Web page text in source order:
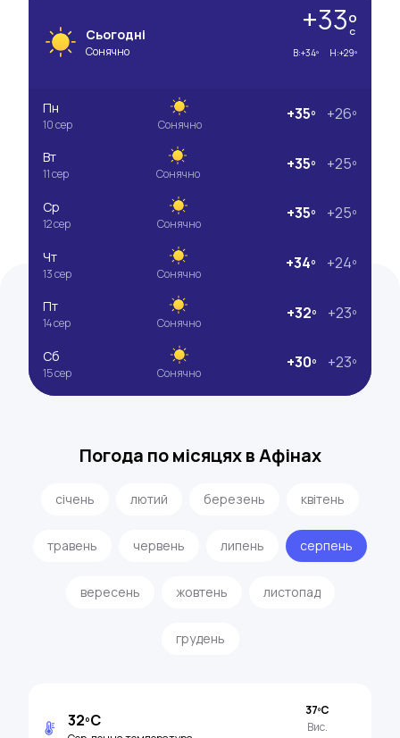
Сьогодні
Сонячно
+33º
C
В:+34º Н:+29º
Пн
10 сер Сонячно
+35º +26º
Вт
11 сер Сонячно
+35º +25º
Ср
12 сер Сонячно
+35º +25º
Чт
13 сер Сонячно
+34º +24º
Пт
14 сер Сонячно
+32º +23º
Cб
15 сер Сонячно
+30º +23º
Погода по місяцях в Афінах
січень лютий березень квітень
травень червень липень серпень
вересень жовтень листопад
грудень
32ºC
37ºC
Вис.